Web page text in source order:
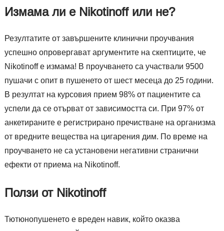
Измама ли е Nikotinoff или не?
Резултатите от завършените клинични проучвания
успешно опровергават аргументите на скептиците, че
Nikotinoff е измама! В проучването са участвали 9500
пушачи с опит в пушенето от шест месеца до 25 години.
В резултат на курсовия прием 98% от пациентите са
успели да се отърват от зависимостта си. При 97% от
анкетираните е регистрирано пречистване на организма
от вредните вещества на цигарения дим. По време на
проучването не са установени негативни странични
ефекти от приема на Nikotinoff.
Ползи от Nikotinoff
Тютюнопушенето е вреден навик, който оказва